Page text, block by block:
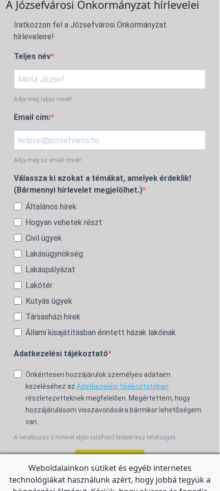
A Józsefvárosi Önkormányzat hírlevelei
Iratkozzon fel a Józsefvárosi Önkormányzat
hírleveleire!
Teljes név
Adja meg teljes nevét!
Email cím:
Adja meg az email címét!
Válassza ki azokat a témákat, amelyek érdeklik!
(Bármennyi hírlevelet megjelölhet.)
Általános hírek
Hogyan vehetek részt
Civil ügyek
Lakásügynökség
Lakáspályázat
Lakótér
Kutyás ügyek
Társasházi hírek
Állami kisajátításban érintett házak lakóinak
Adatkezelési tájékoztató
Önkéntesen hozzájárulok személyes adataim
kezeléséhez az Adatkezelési tájékoztatóban
részletezetteknek megfelelően. Megértettem, hogy
hozzájárulásom visszavonására bármikor lehetőségem
van.
A leiratkozás a hírlevél alján található linkkel lesz lehetséges.
For the English Newsletter, clickHERE.
Weboldalainkon sütiket és egyéb internetes
technológiákat használunk azért, hogy jobbá tegyük a